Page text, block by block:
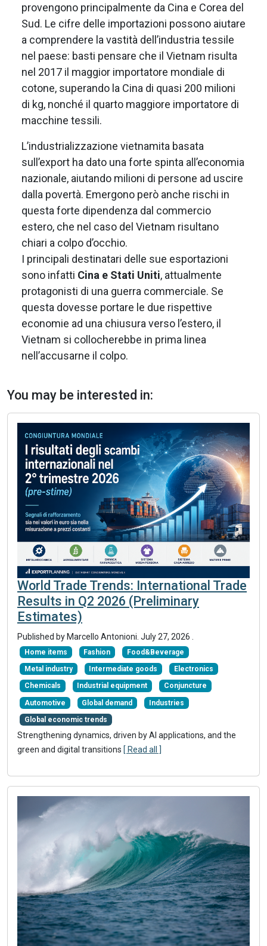
provengono principalmente da Cina e Corea del
Sud. Le cifre delle importazioni possono aiutare
a comprendere la vastità dell’industria tessile
nel paese: basti pensare che il Vietnam risulta
nel 2017 il maggior importatore mondiale di
cotone, superando la Cina di quasi 200 milioni
di kg, nonché il quarto maggiore importatore di
macchine tessili.
L’industrializzazione vietnamita basata
sull’export ha dato una forte spinta all’economia
nazionale, aiutando milioni di persone ad uscire
dalla povertà. Emergono però anche rischi in
questa forte dipendenza dal commercio
estero, che nel caso del Vietnam risultano
chiari a colpo d’occhio.
I principali destinatari delle sue esportazioni
sono infatti Cina e Stati Uniti, attualmente
protagonisti di una guerra commerciale. Se
questa dovesse portare le due rispettive
economie ad una chiusura verso l’estero, il
Vietnam si collocherebbe in prima linea
nell’accusarne il colpo.
You may be interested in:
World Trade Trends: International Trade
Results in Q2 2026 (Preliminary
Estimates)
Published byMarcello Antonioni July 27, 2026
Home items Fashion Food&Beverage
Metal industry Intermediate goods Electronics
Chemicals Industrial equipment Conjuncture
Automotive Global demand Industries
Global economic trends
Strengthening dynamics, driven by AI applications, and the
green and digital transitions [ Read all ]